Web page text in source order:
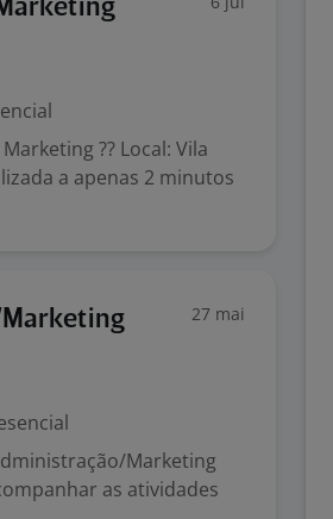
?? Local: Vila
a apenas 2 minutos
Marketing 27 mai
Marketing
as atividades